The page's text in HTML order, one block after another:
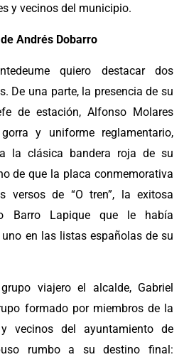
y vecinos del municipio.
de Andrés Dobarro
quiero destacar dos
De una parte, la presencia de su
de estación, Alfonso Molares
y uniforme reglamentario,
la clásica bandera roja de su
de que la placa conmemorativa
versos de “O tren”, la exitosa
Barro Lapique que le había
en las listas españolas de su
viajero el alcalde, Gabriel
formado por miembros de la
vecinos del ayuntamiento de
rumbo a su destino final: